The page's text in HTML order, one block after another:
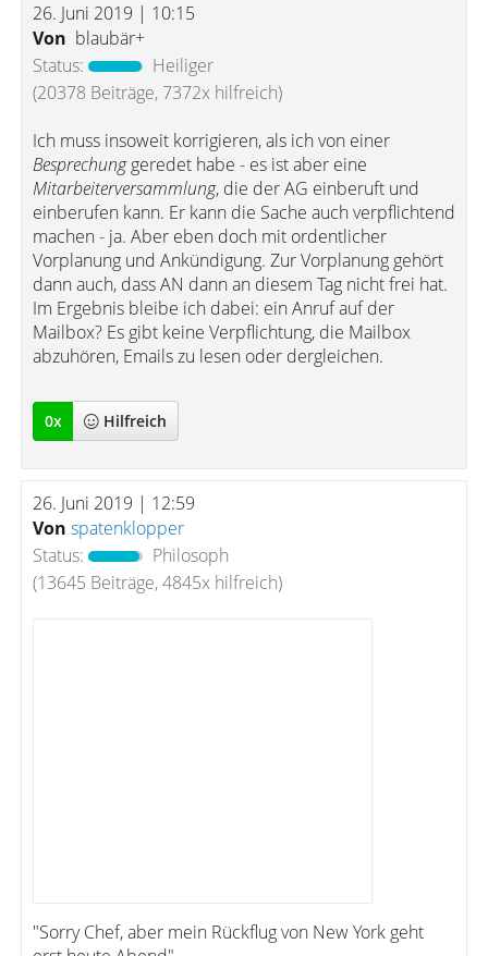
26. Juni 2019 | 10:15
Von blaubär+
Status:
Heiliger
(20378 Beiträge, 7372x hilfreich)
Ich muss insoweit korrigieren, als ich von einer
Besprechunggeredet habe - es ist aber eine
Mitarbeiterversammlung, die der AG einberuft und
einberufen kann. Er kann die Sache auch verpflichtend
machen - ja. Aber eben doch mit ordentlicher
Vorplanung und Ankündigung. Zur Vorplanung gehört
dann auch, dass AN dann an diesem Tag nicht frei hat.
Im Ergebnis bleibe ich dabei: ein Anruf auf der
Mailbox? Es gibt keine Verpflichtung, die Mailbox
abzuhören, Emails zu lesen oder dergleichen.
0x Hilfreich
26. Juni 2019 | 12:59
Von spatenklopper
Status:
Philosoph
(13645 Beiträge, 4845x hilfreich)
"Sorry Chef, aber mein Rückflug von New York geht